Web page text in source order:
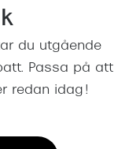
du utgående
Passa på att
redan idag!